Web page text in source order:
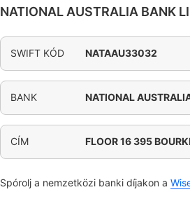
NATIONAL AUSTRALIA BANK
SWIFT KÓD NATAAU33032
BANK NATIONAL
CÍM FLOOR 16 395
Spórolj a nemzetközi banki díjakon a